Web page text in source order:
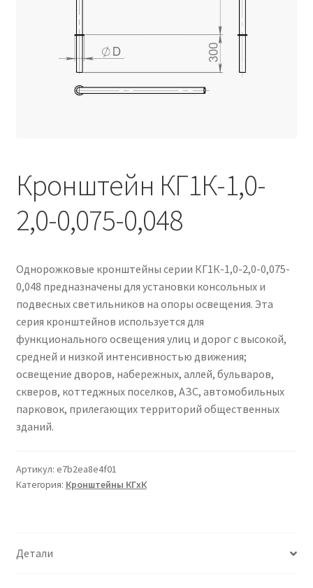
кронштейнов «Opora Engineering»
Отправить заявку
Политика конфиденциальности
Сертификаты
Таблица выбора вводного щитка
Кронштейн КГ1К-1,0-
2,0-0,075-0,048
Однорожковые кронштейны серии КГ1К-1,0-2,0-0,075-
0,048 предназначены для установки консольных и
подвесных светильников на опоры освещения. Эта
серия кронштейнов используется для
функционального освещения улиц и дорог с высокой,
средней и низкой интенсивностью движения;
освещение дворов, набережных, аллей, бульваров,
скверов, коттеджных поселков, АЗС, автомобильных
парковок, прилегающих территорий общественных
зданий.
Артикул: e7b2ea8e4f01
Категория: Кронштейны КГxК
Детали